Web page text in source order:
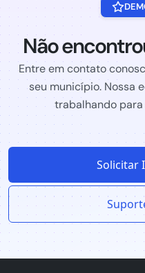
Não
Entre em contato
seu município. Nossa
trabalhando
Solicitar